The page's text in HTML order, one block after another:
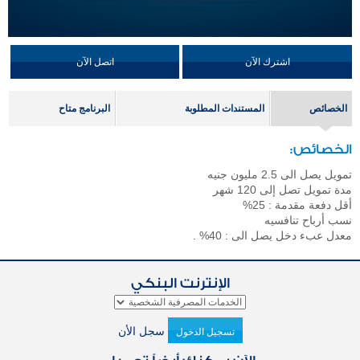
اشترك الآن اتصل الآن
الخصائص المستندات المطلوبة البرنامج متاح
الخصائص:
تمويل يصل الى 2.5 مليون جنيه
مدة تمويل تصل إلى 120 شهر
أقل دفعة مقدمة : 25%
نسب أرباح تنافسيه
معدل عبء دخل يصل الى : 40% .
الإنترنت البنكي
تسجيل الدخول سجل الأن